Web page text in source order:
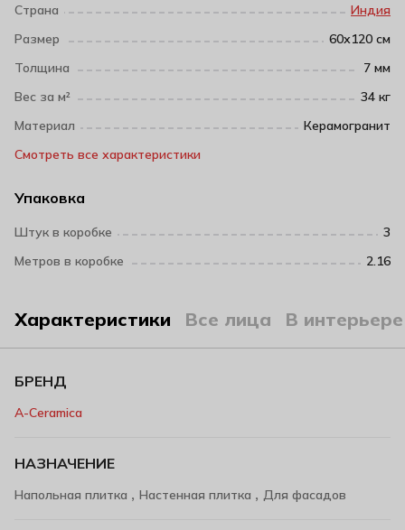
Страна
Индия
Размер
60х120 см
Толщина
7 мм
Вес за м²
34 кг
Материал
Керамогранит
Смотреть все характеристики
Упаковка
Штук в коробке
3
Метров в коробке
2.16
Характеристики Все лица В интерьере
БРЕНД
A-Ceramica
НАЗНАЧЕНИЕ
Напольная плитка , Настенная плитка , Для фасадов